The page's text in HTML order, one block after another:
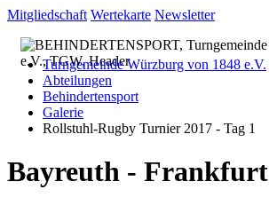
Mitgliedschaft Wertekarte Newsletter
Turngemeinde Würzburg von 1848 e.V.
Abteilungen
Behindertensport
Galerie
Rollstuhl-Rugby Turnier 2017 - Tag 1
Bayreuth - Frankfurt